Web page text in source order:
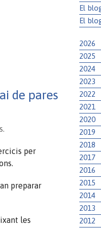
de pares
per
preparar
les
El
El
2026
2025
2024
2023
2022
2021
2020
2019
2018
2017
2016
2015
2014
2013
2012